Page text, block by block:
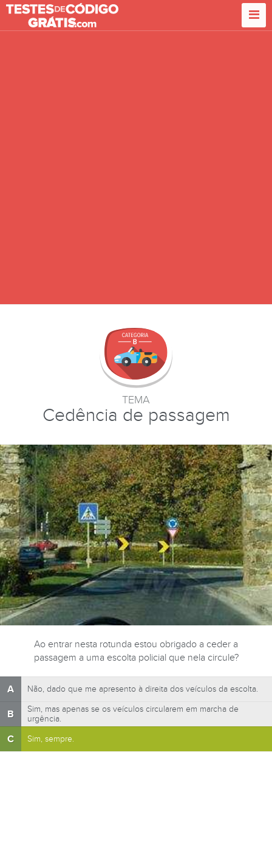
TEMA
Cedência de passagem
Ao entrar nesta rotunda estou obrigado a ceder a
passagem a uma escolta policial que nela circule?
A Não, dado que me apresento à direita dos veículos da escolta.
B
Sim, mas apenas se os veículos circularem em marcha de
urgência.
C Sim, sempre.